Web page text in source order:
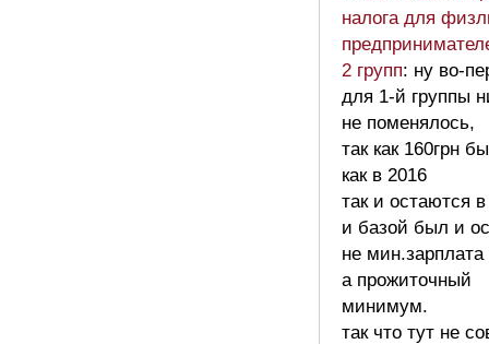
налога для
2 групп: ну во-
для 1-й группы
не поменялось,
так как 160грн
как в 2016
так и остаются
и базой был и
не мин.зарплата
а прожиточный
минимум.
так что тут не